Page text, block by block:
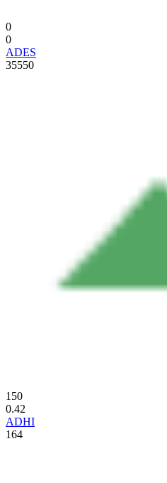
0
0
ADES
35550
150
0.42
ADHI
164